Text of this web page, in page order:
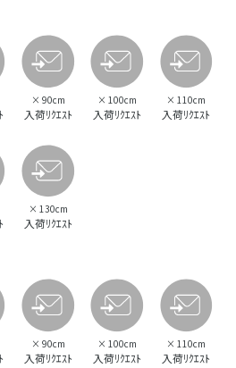
× 90cm
入荷ﾘｸｴｽﾄ
× 100cm
入荷ﾘｸｴｽﾄ
× 110cm
入荷ﾘｸｴｽﾄ
× 130cm
入荷ﾘｸｴｽﾄ
× 90cm
入荷ﾘｸｴｽﾄ
× 100cm
入荷ﾘｸｴｽﾄ
× 110cm
入荷ﾘｸｴｽﾄ